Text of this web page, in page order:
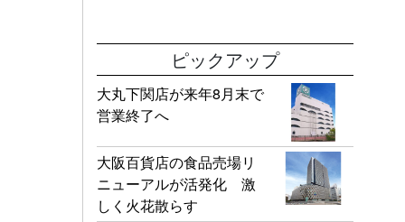
ピックアップ
大丸下関店が来年8月末で
営業終了へ
大阪百貨店の食品売場リ
ニューアルが活発化 激
しく火花散らす